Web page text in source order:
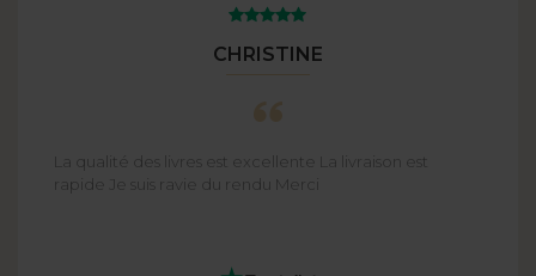
CHRISTINE
La qualité des livres est excellente La livraison est
rapide Je suis ravie du rendu Merci